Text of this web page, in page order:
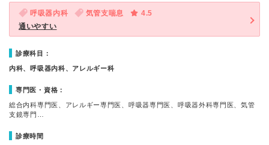
呼吸器内科 気管支喘息
4.5
通いやすい
診療科目：
内科、呼吸器内科、アレルギー科
専門医・資格：
総合内科専門医、アレルギー専門医、呼吸器専門医、呼吸器外科専門医、気管
支鏡専門…
診療時間